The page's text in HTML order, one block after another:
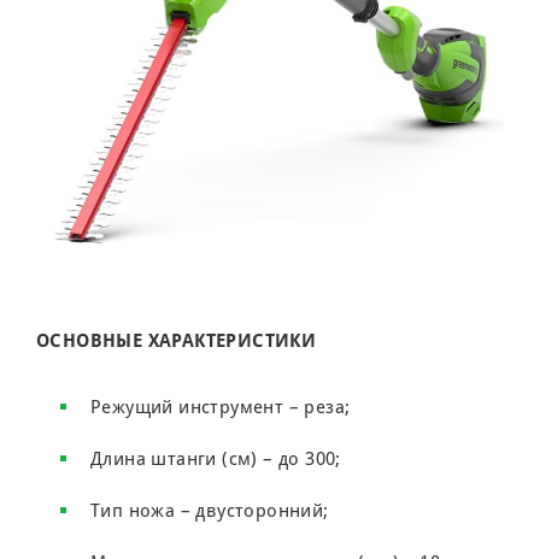
ОСНОВНЫЕ ХАРАКТЕРИСТИКИ
Режущий инструмент – реза;
Длина штанги (см) – до 300;
Тип ножа – двусторонний;